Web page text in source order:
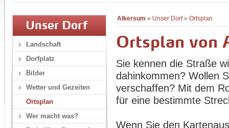
Alkersum » Unser Dorf» Ortsplan
Ortsplan von
Sie kennen die Straße
dahinkommen? Wollen
verschaffen? Mit dem
für eine bestimmte
Wenn Sie den
Unser Dorf
Landschaft
Dorfplatz
Bilder
Wetter und Gezeiten
Ortsplan
Wer macht was?